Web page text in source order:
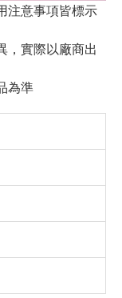
注意事項皆標示
，實際以廠商出
為準